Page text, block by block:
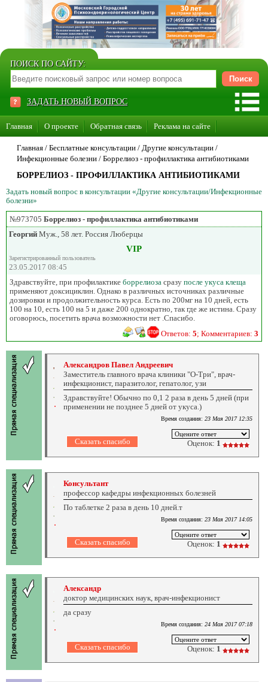
ПОИСК ПО САЙТУ:
ЗАДАТЬ НОВЫЙ ВОПРОС
Главная О проекте Обратная связь Реклама на сайте
Стать консультантом нашего сайта
Главная / Бесплатные консультации / Другие консультации /
Инфекционные болезни / Боррелиоз - профиллактика антибиотиками
БОРРЕЛИОЗ - ПРОФИЛЛАКТИКА АНТИБИОТИКАМИ
Задать новый вопрос в консультации «Другие консультации/Инфекционные
болезни»
№973705 Боррелиоз - профиллактика антибиотиками
Георгий Муж., 58 лет. Россия Люберцы
VIP
Зарегистрированный пользователь
23.05.2017 08:45
Здравствуйте, при профилактике боррелиоза сразу после укуса клеща
применяют доксициклин. Однако в различных источниках различные
дозировки и продолжительность курса. Есть по 200мг на 10 дней, есть
100 на 10, есть 100 на 5 и даже 200 однократно, так где же истина. Сразу
оговорюсь, посетить врача возможности нет .Спасибо.
Ответов: 5; Комментариев: 3
Александров Павел Андреевич
Заместитель главного врача клиники "О-Три", врач-
инфекционист, паразитолог, гепатолог, узи
Здравствуйте! Обычно по 0,1 2 раза в день 5 дней (при
применении не позднее 5 дней от укуса.)
Время создания: 23 Мая 2017 12:35
Оценок: 1
Консультант
профессор кафедры инфекционных болезней
По таблетке 2 раза в день 10 дней.т
Время создания: 23 Мая 2017 14:05
Оценок: 1
Александр
доктор медицинских наук, врач-инфекционист
да сразу
Время создания: 24 Мая 2017 07:18
Оценок: 1